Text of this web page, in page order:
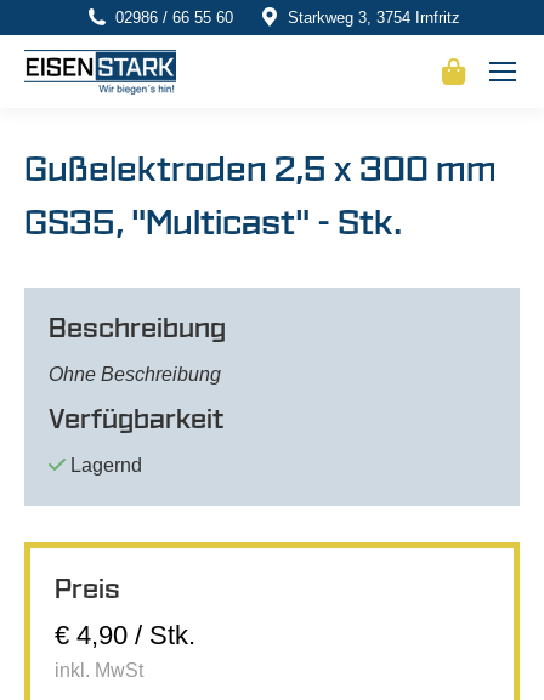
02986 / 66 55 60 Starkweg 3, 3754 Irnfritz
Gußelektroden 2,5 x 300 mm
GS35, "Multicast" - Stk.
Beschreibung
Ohne Beschreibung
Verfügbarkeit
Lagernd
Preis
€ 4,90 / Stk.
inkl. MwSt